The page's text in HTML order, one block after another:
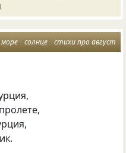
море солнце стихи про август